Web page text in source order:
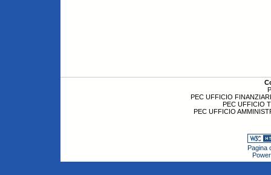
PEC UFFICIO
PEC UFFICIO
PEC UFFICIO
Pagina